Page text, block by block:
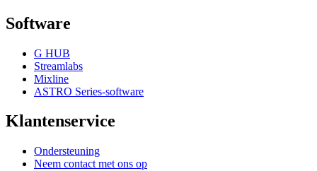
Software
G HUB
Streamlabs
Mixline
ASTRO Series-software
Klantenservice
Ondersteuning
Neem contact met ons op